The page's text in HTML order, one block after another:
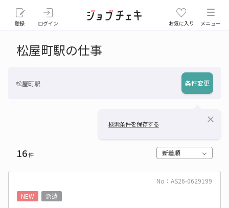
登録 ログイン お気に入り メニュー
松屋町駅の仕事
松屋町駅 条件変更
検索条件を保存する close
16件 新着順
No：AS26-0629199
NEW
派遣